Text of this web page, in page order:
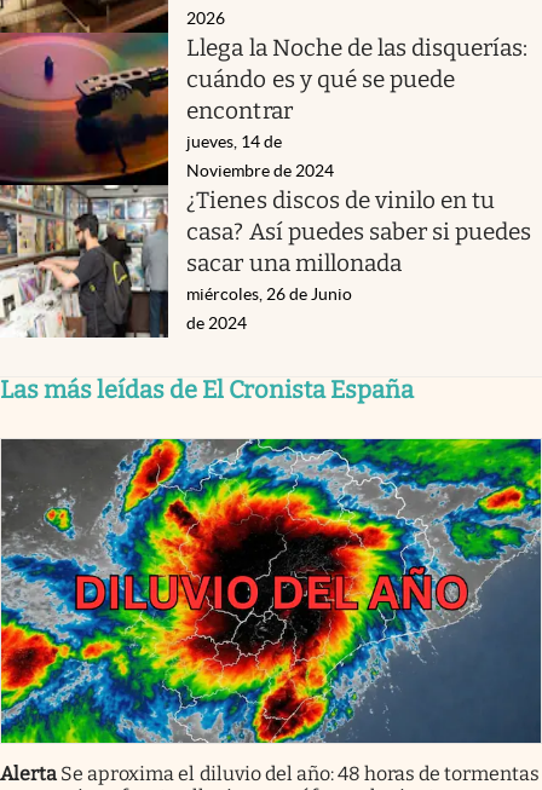
2026
Llega la Noche de las disquerías:
cuándo es y qué se puede
encontrar
jueves, 14 de
Noviembre de 2024
¿Tienes discos de vinilo en tu
casa? Así puedes saber si puedes
sacar una millonada
miércoles, 26 de Junio
de 2024
Las más leídas de El Cronista España
Alerta Se aproxima el diluvio del año: 48 horas de tormentas